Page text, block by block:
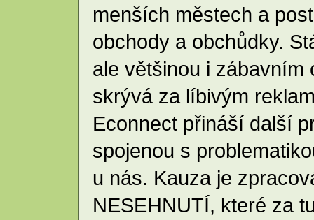
menších městech a
obchody a obchůdky.
ale většinou i zábavním
skrývá za líbivým
Econnect přináší další
spojenou s
u nás. Kauza je
NESEHNUTÍ, které za